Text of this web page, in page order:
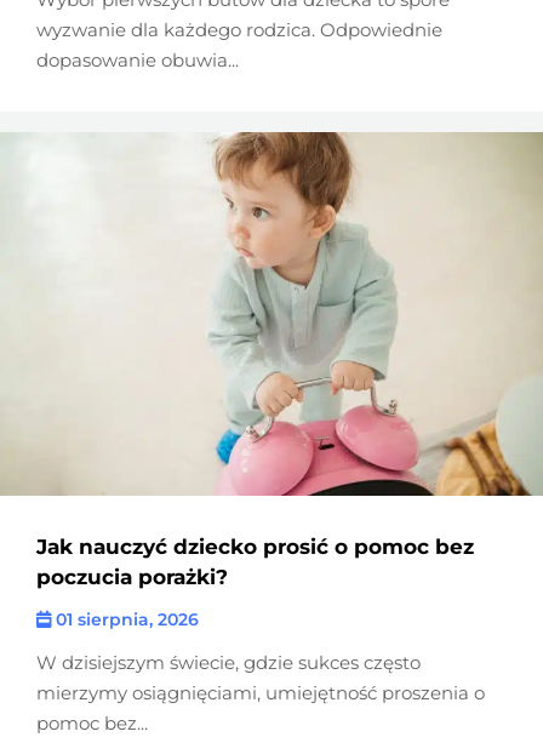
wyzwanie dla każdego rodzica. Odpowiednie
dopasowanie obuwia...
Jak nauczyć dziecko prosić o pomoc bez
poczucia porażki?
01 sierpnia, 2026
W dzisiejszym świecie, gdzie sukces często
mierzymy osiągnięciami, umiejętność proszenia o
pomoc bez...